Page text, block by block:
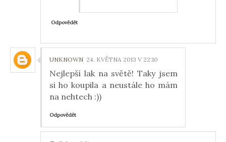
Odpovědět
UNKNOWN 24. KVĚTNA 2013 V 22:10
Nejlepší lak na světě! Taky jsem
si ho koupila a neustále ho mám
na nehtech :))
Odpovědět